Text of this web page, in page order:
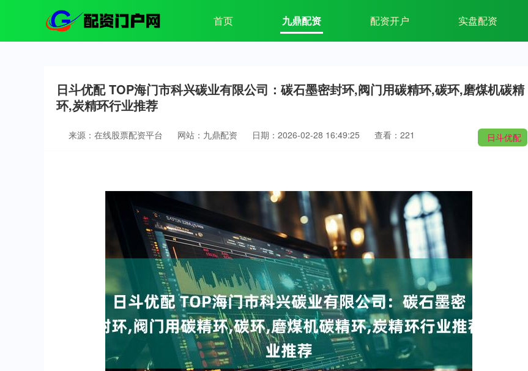
首页 九鼎配资 配资开户 实盘配资
日斗优配 TOP海门市科兴碳业有限公司：碳石墨密封环,阀门用碳精环,碳环,磨煤机碳精
环,炭精环行业推荐
日斗优配
来源：在线股票配资平台 网站：九鼎配资 日期：2026-02-28 16:49:25 查看：221